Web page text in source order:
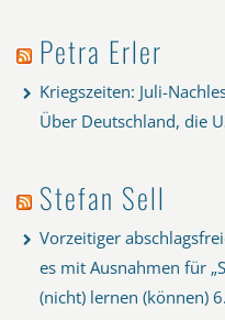
Petra Erler
Kriegszeiten: Juli-
Über Deutschland, die
Stefan Sell
Vorzeitiger
es mit Ausnahmen für
(nicht) lernen (können)